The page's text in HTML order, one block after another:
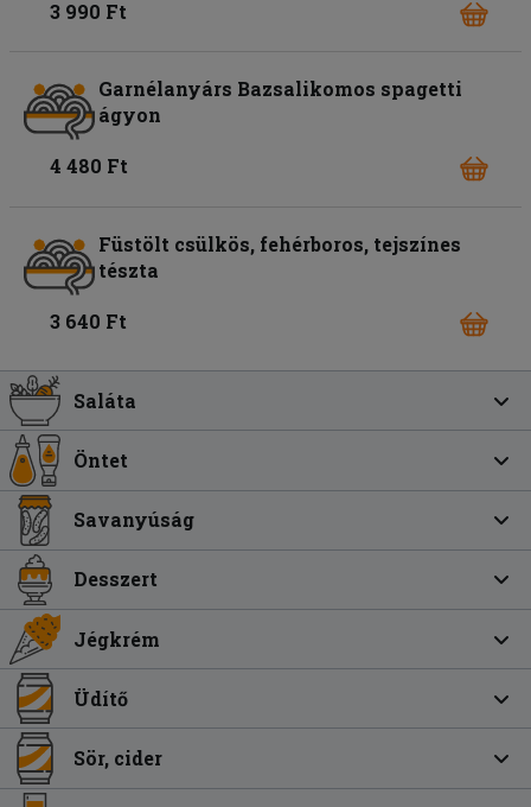
3 990 Ft
Garnélanyárs Bazsalikomos spagetti
ágyon
4 480 Ft
Füstölt csülkös, fehérboros, tejszínes
tészta
3 640 Ft
Saláta
Öntet
Savanyúság
Desszert
Jégkrém
Üdítő
Sör, cider